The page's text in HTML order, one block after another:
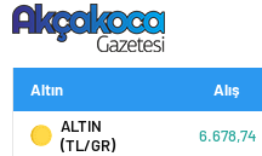
Altın Alış
ALTIN
(TL/GR)
6.678,74